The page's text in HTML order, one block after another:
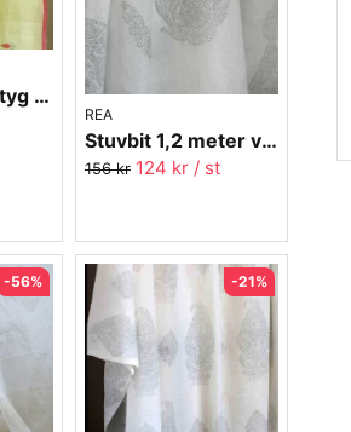
Stuvbit indiskt tyg - 2,7 meter nr.9
REA
Stuvbit 1,2 meter voile - Pendel grå - 150 cm bred
156 kr 124 kr / st
-56% -21%